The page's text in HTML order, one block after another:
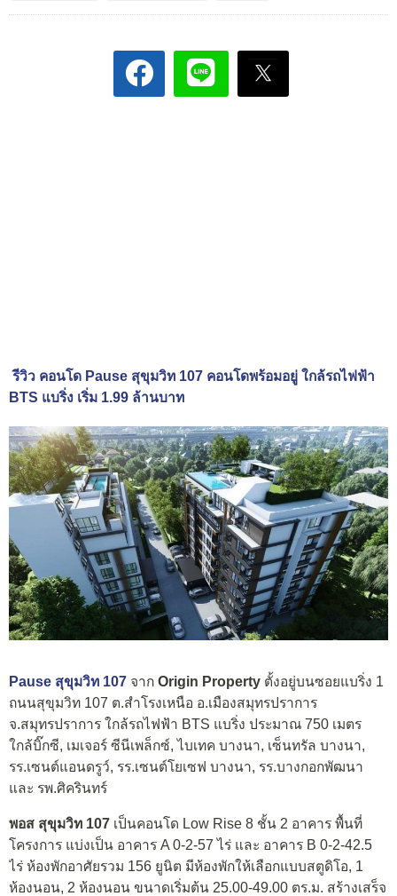
รีวิว คอนโด Pause สุขุมวิท 107 คอนโดพร้อมอยู่ ใกล้รถไฟฟ้า
BTS แบริ่ง เริ่ม 1.99 ล้านบาท
Pause สุขุมวิท 107 จาก Origin Property ตั้งอยู่บนซอยแบริ่ง 1
ถนนสุขุมวิท 107 ต.สำโรงเหนือ อ.เมืองสมุทรปราการ
จ.สมุทรปราการ ใกล้รถไฟฟ้า BTS แบริ่ง ประมาณ 750 เมตร
ใกล้บิ๊กซี, เมเจอร์ ซีนีเพล็กซ์, ไบเทค บางนา, เซ็นทรัล บางนา,
รร.เซนต์แอนดรูว์, รร.เซนต์โยเซฟ บางนา, รร.บางกอกพัฒนา
และ รพ.ศิครินทร์
พอส สุขุมวิท 107 เป็นคอนโด Low Rise 8 ชั้น 2 อาคาร พื้นที่
โครงการ แบ่งเป็น อาคาร A 0-2-57 ไร่ และ อาคาร B 0-2-42.5
ไร่ ห้องพักอาศัยรวม 156 ยูนิต มีห้องพักให้เลือกแบบสตูดิโอ, 1
ห้องนอน, 2 ห้องนอน ขนาดเริ่มต้น 25.00-49.00 ตร.ม. สร้างเสร็จ